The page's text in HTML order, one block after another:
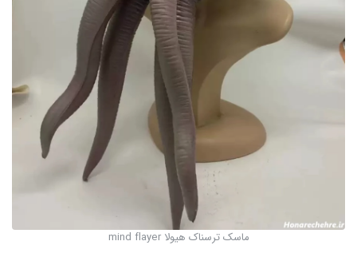
ماسک ترسناک هیولا mind flayer